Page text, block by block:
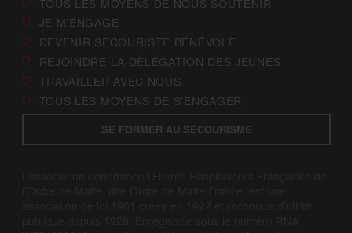
TOUS LES MOYENS DE NOUS SOUTENIR
JE M’ENGAGE
DEVENIR SECOURISTE BÉNÉVOLE
REJOINDRE LA DÉLÉGATION DES JEUNES
TRAVAILLER AVEC NOUS
TOUS LES MOYENS DE S’ENGAGER
SE FORMER AU SECOURISME